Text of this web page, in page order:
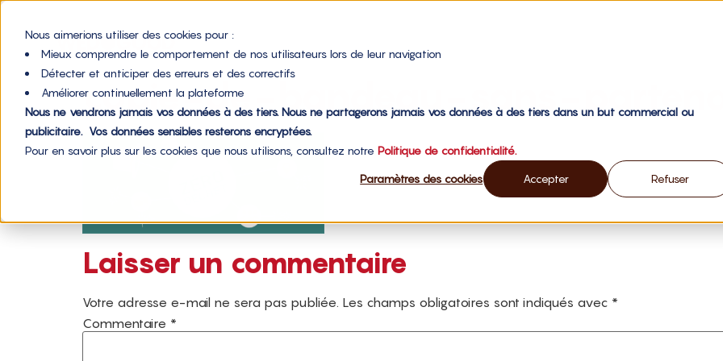
Nous aimerions utiliser des cookies pour :
Mieux comprendre le comportement de nos utilisateurs lors de leur navigation
Détecter et anticiper des erreurs et des correctifs
Améliorer continuellement la plateforme
Nous ne vendrons jamais vos données à des tiers. Nous ne partagerons jamais vos données à des tiers dans un but commercial ou
publicitaire. Vos données sensibles resterons encryptées.
Pour en savoir plus sur les cookies que nous utilisons, consultez notre Politique de confidentialité.
Paramètres des cookies Accepter Refuser
copie-de-bandeau-sans-
Laisser un commentaire
Votre adresse e-mail ne sera pas publiée. Les champs obligatoires sont indiqués avec *
Commentaire *